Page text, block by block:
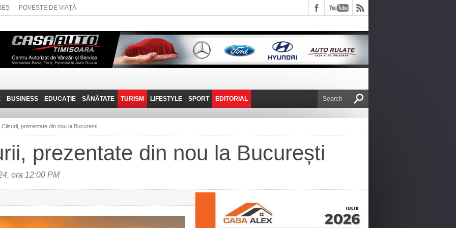
POVESTE DE VIAȚĂ
BUSINESS
JOB-URI
TEHNIT
EDUCAȚIE SĂNĂTATE TURISM
PRIN MUNȚII
FANTASTICUL BANAT
LIFESTYLE
POVESTE DE VIAȚĂ
SPORT EDITORIAL
DE VICTOR NAFIRU
Clisurii, prezentate din nou la București
prezentate din nou la București
ora 12:00 PM